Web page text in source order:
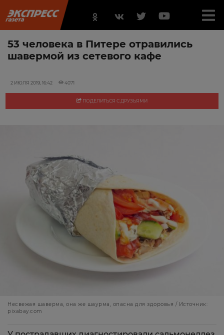
53 человека в Питере отравились
шавермой из сетевого кафе
2 ИЮЛЯ 2019, 16:42 4071
ПОДЕЛИТЬСЯ С ДРУЗЬЯМИ
Несвежая шаверма, она же шаурма, опасна для здоровья / Источник:
pixabay.com